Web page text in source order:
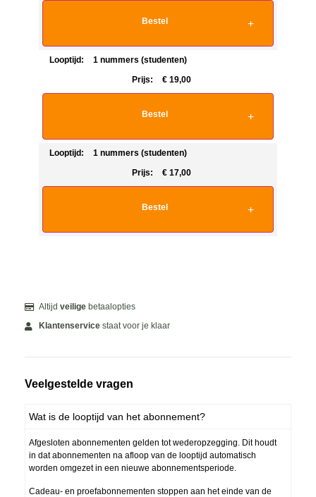
Bestel
Looptijd:
1 nummers (studenten)
Prijs:
€ 19,00
Bestel
Looptijd:
1 nummers (studenten)
Prijs:
€ 17,00
Bestel
Altijd veilige betaalopties
Klantenservice staat voor je klaar
Veelgestelde vragen
Wat is de looptijd van het abonnement?
Afgesloten abonnementen gelden tot wederopzegging. Dit houdt
in dat abonnementen na afloop van de looptijd automatisch
worden omgezet in een nieuwe abonnementsperiode.
Cadeau- en proefabonnementen stoppen aan het einde van de